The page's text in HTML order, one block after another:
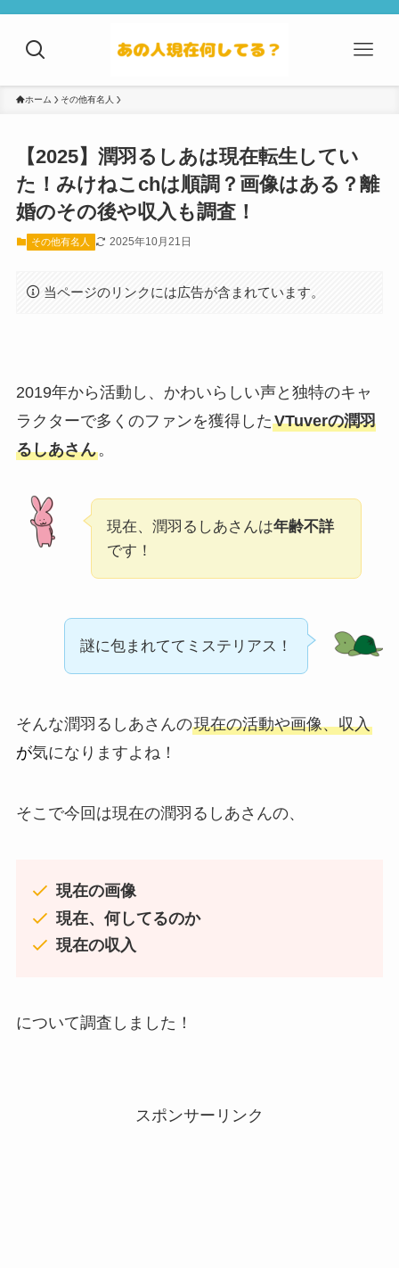
ホーム その他有名人
【2025】潤羽るしあは現在転生してい
た！みけねこchは順調？画像はある？離
婚のその後や収入も調査！
その他有名人 2025年10月21日
当ページのリンクには広告が含まれています。
2019年から活動し、かわいらしい声と独特のキャ
ラクターで多くのファンを獲得したVTuverの潤羽
るしあさん。
現在、潤羽るしあさんは年齢不詳
です！
謎に包まれててミステリアス！
そんな潤羽るしあさんの現在の活動や画像、収入
が気になりますよね！
そこで今回は現在の潤羽るしあさんの、
現在の画像
現在、何してるのか
現在の収入
について調査しました！
スポンサーリンク